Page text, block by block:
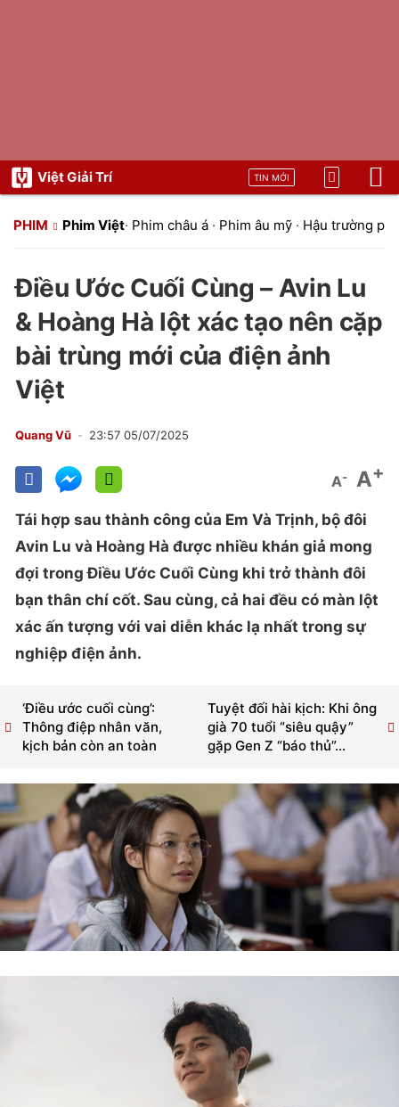
Việt Giải Trí TIN MỚI
PHIM Phim Việt· Phim châu á · Phim âu mỹ · Hậu trường
Điều Ước Cuối Cùng – Avin Lu
& Hoàng Hà lột xác tạo nên cặp
bài trùng mới của điện ảnh
Việt
Quang Vũ 23:57 05/07/2025
A- A+
Tái hợp sau thành công của Em Và Trịnh, bộ đôi
Avin Lu và Hoàng Hà được nhiều khán giả mong
đợi trong Điều Ước Cuối Cùng khi trở thành đôi
bạn thân chí cốt. Sau cùng, cả hai đều có màn lột
xác ấn tượng với vai diễn khác lạ nhất trong sự
nghiệp điện ảnh.
Tuyệt đối hài kịch: Khi ông
già 70 tuổi “siêu quậy”
gặp Gen Z “báo thủ”...
‘Điều ước cuối cùng’:
Thông điệp nhân văn,
kịch bản còn an toàn